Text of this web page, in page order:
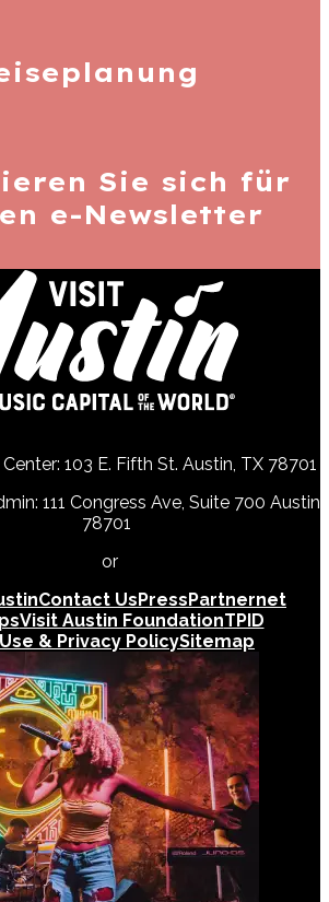
Sie sich für
e-Newsletter
103 E. Fifth St. Austin, TX 78701
111 Congress Ave, Suite 700 Austin,
78701
or
Contact UsPressPartnernet
Visit Austin FoundationTPID
& Privacy PolicySitemap